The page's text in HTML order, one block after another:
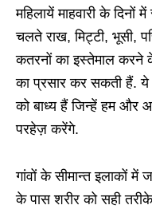
महिलायें माहवारी के
चलते राख, मिट्टी, भूसी,
कतरनों का इस्तेमाल करने
का प्रसार कर सकती हैं.
को बाध्य हैं जिन्हें हम और
परहेज़ करेंगे.
गांवों के सीमान्त इलाकों
के पास शरीर को सही